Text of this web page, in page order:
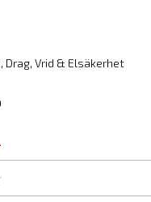
Drag, Vrid & Elsäkerhet